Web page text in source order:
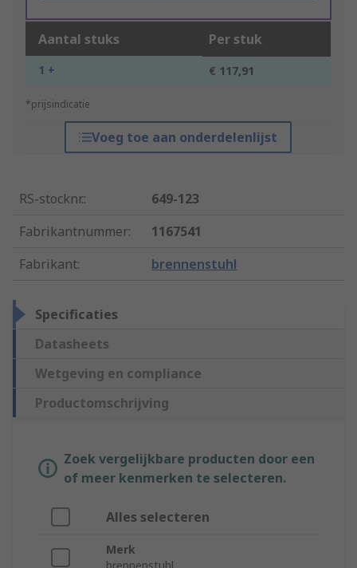
Aantal stuks Per stuk
1 + € 117,91
*prijsindicatie
Voeg toe aan onderdelenlijst
RS-stocknr.:
649-123
Fabrikantnummer:
1167541
Fabrikant: brennenstuhl
Specificaties
Datasheets
Wetgeving en compliance
Productomschrijving
Zoek vergelijkbare producten door een
of meer kenmerken te selecteren.
Alles selecteren
Merk